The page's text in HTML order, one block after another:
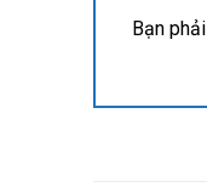
Bạn phải